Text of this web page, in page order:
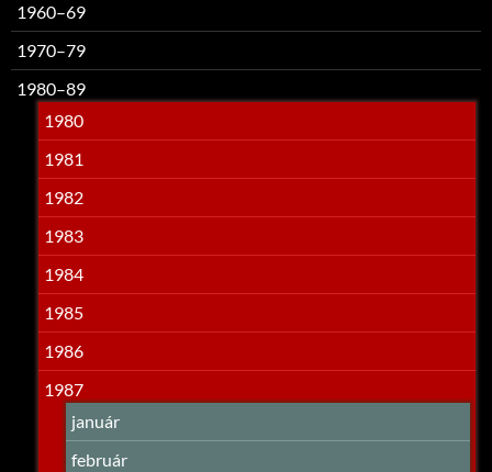
1960–69
1970–79
1980–89
1980
1981
1982
1983
1984
1985
1986
1987
január
február